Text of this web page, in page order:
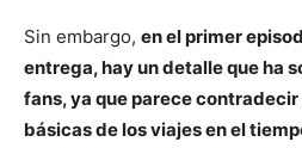
Sin embargo, en el primer
entrega, hay un detalle que ha
fans, ya que parece
básicas de los viajes en el